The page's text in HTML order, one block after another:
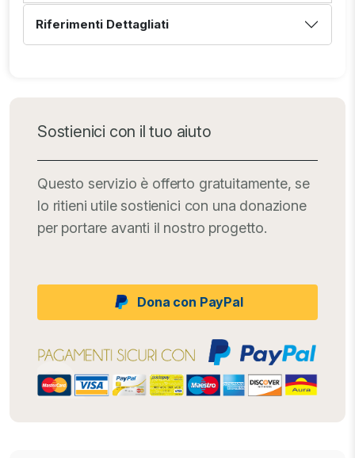
Riferimenti Dettagliati
Sostienici con il tuo aiuto
Questo servizio è offerto gratuitamente, se
lo ritieni utile sostienici con una donazione
per portare avanti il nostro progetto.
Dona con PayPal